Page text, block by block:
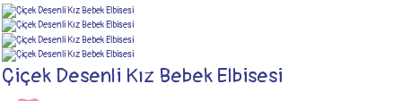
Çiçek Desenli Kız Bebek Elbisesi